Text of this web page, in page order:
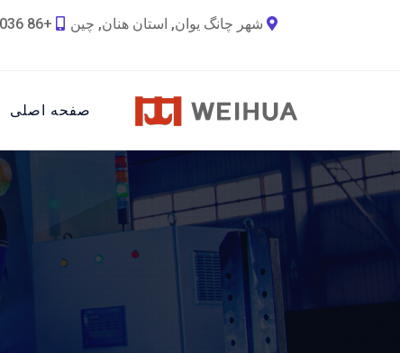
شهر چانگ یوان, استان هنان, چین
+86 18790692036
صفحه اصلی